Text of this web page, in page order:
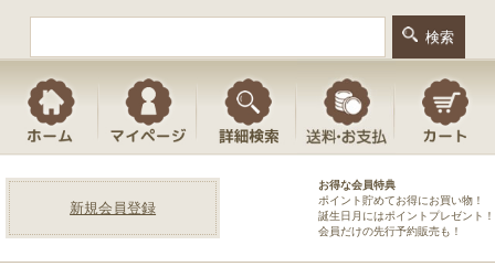
新規会員登録
お得な会員特典
ポイント貯めてお得にお買い物！
誕生日月にはポイントプレゼント！
会員だけの先行予約販売も！